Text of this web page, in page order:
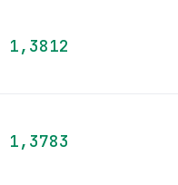
1,3812
1,3783